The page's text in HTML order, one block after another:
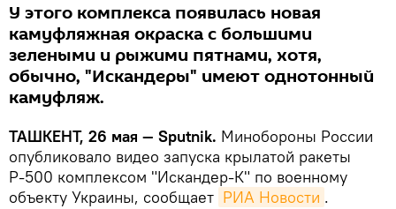
У этого комплекса появилась новая
камуфляжная окраска с большими
зелеными и рыжими пятнами, хотя,
обычно, "Искандеры" имеют однотонный
камуфляж.
ТАШКЕНТ, 26 мая — Sputnik. Минобороны России
опубликовало видео запуска крылатой ракеты
Р-500 комплексом "Искандер-К" по военному
объекту Украины, сообщает РИА Новости .